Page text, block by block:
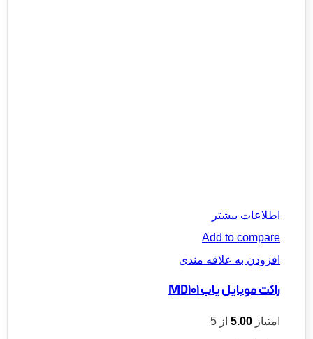
اطلاعات بیشتر
Add to compare
افزودن به علاقه مندی
راکت موبایل یاب MD101
امتیاز 5.00 از 5